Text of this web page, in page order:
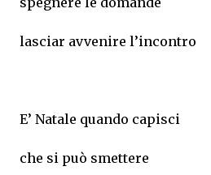
lasciar avvenire l’incontro
E’ Natale quando capisci
che si può smettere